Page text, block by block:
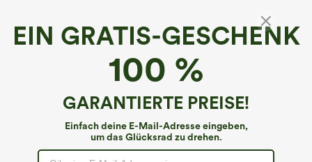
EIN GRATIS-GESCHENK
100 %
GARANTIERTE PREISE!
Einfach deine E-Mail-Adresse eingeben,
um das Glücksrad zu drehen.
Halara DayStretch*
Crossover-Yogahose mit hoher Taille, hintere
Tasche und weitem Bein
€40,95 EUR